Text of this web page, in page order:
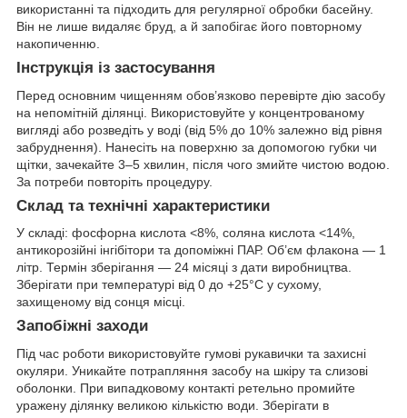
використанні та підходить для регулярної обробки басейну.
Він не лише видаляє бруд, а й запобігає його повторному
накопиченню.
Інструкція із застосування
Перед основним чищенням обов’язково перевірте дію засобу
на непомітній ділянці. Використовуйте у концентрованому
вигляді або розведіть у воді (від 5% до 10% залежно від рівня
забруднення). Нанесіть на поверхню за допомогою губки чи
щітки, зачекайте 3–5 хвилин, після чого змийте чистою водою.
За потреби повторіть процедуру.
Склад та технічні характеристики
У складі: фосфорна кислота <8%, соляна кислота <14%,
антикорозійні інгібітори та допоміжні ПАР. Об’єм флакона — 1
літр. Термін зберігання — 24 місяці з дати виробництва.
Зберігати при температурі від 0 до +25°C у сухому,
захищеному від сонця місці.
Запобіжні заходи
Під час роботи використовуйте гумові рукавички та захисні
окуляри. Уникайте потрапляння засобу на шкіру та слизові
оболонки. При випадковому контакті ретельно промийте
уражену ділянку великою кількістю води. Зберігати в